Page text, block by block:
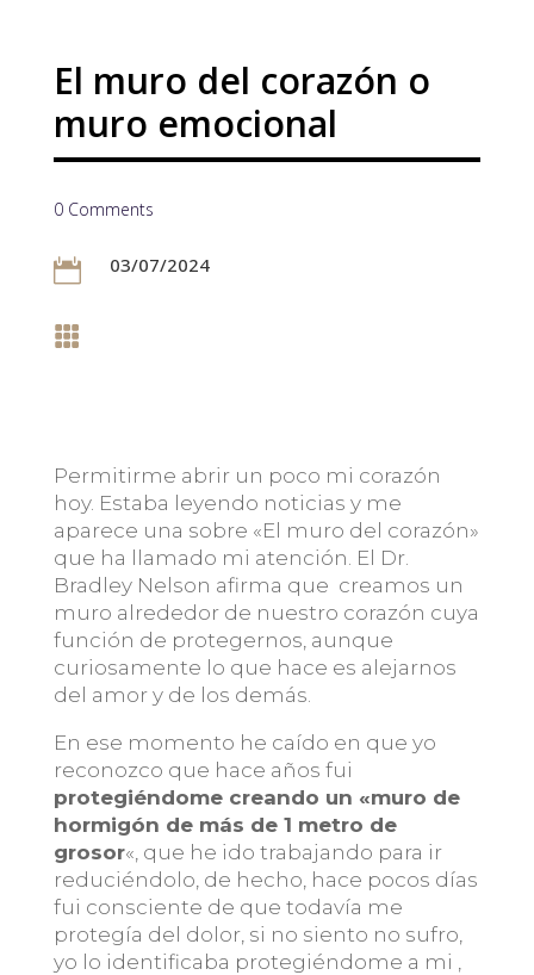
El muro del corazón o
muro emocional
0 Comments
 03/07/2024

Permitirme abrir un poco mi corazón
hoy. Estaba leyendo noticias y me
aparece una sobre «El muro del corazón»
que ha llamado mi atención. El Dr.
Bradley Nelson afirma que creamos un
muro alrededor de nuestro corazón cuya
función de protegernos, aunque
curiosamente lo que hace es alejarnos
del amor y de los demás.
En ese momento he caído en que yo
reconozco que hace años fui
protegiéndome creando un «muro de
hormigón de más de 1 metro de
grosor«, que he ido trabajando para ir
reduciéndolo, de hecho, hace pocos días
fui consciente de que todavía me
protegía del dolor, si no siento no sufro,
yo lo identificaba protegiéndome a mi ,